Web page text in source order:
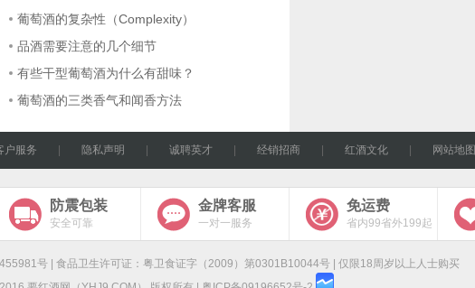
葡萄酒的复杂性（Complexity）
品酒需要注意的几个细节
有些干型葡萄酒为什么有甜味？
葡萄酒的三类香气和闻香方法
户服务 隐私声明 诚聘英才| 经销招商| 红酒文化| 网站地图
防震包装
安全可靠
金牌客服
一对一服务
免运费
省内99省外199起
号 | 食品卫生许可证：粤卫食证字（2009）第0301B10044号 | 仅限18周岁以上人士购买